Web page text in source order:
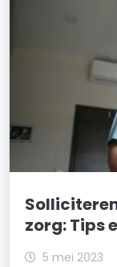
zorg: Tips
5 mei 2023